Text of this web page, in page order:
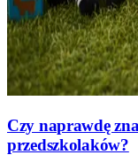
Czy naprawdę
przedszkolaków?